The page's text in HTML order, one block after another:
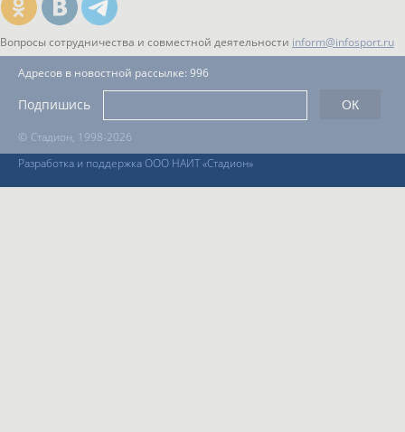
Вопросы сотрудничества и совместной деятельности inform@infosport.ru
© Стадион, 1998-2026
Разработка и поддержка ООО НАИТ «Стадион»
Адресов в новостной рассылке: 996
Подпишись